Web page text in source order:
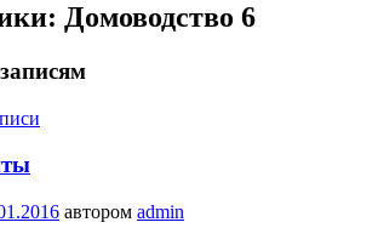
Домоводство 6
автором admin